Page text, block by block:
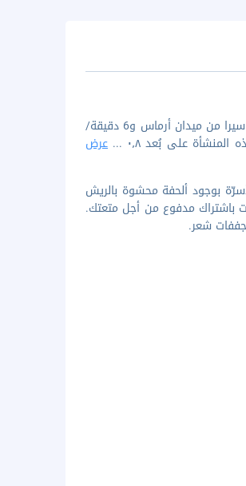
الإقامة في ويندام كوستا ديل سول كوسكو تضعك في مركز كاسكو، على بُعد مسافة 4 دقيقة/دقائق سيرا من ميدان أرماس و6 دقيقة/
... عرض
بار. تتميز الأسرّة بوجود ألحفة محشوة بالريش
باشتراك مدفوع من أجل متعتك.
شعر.